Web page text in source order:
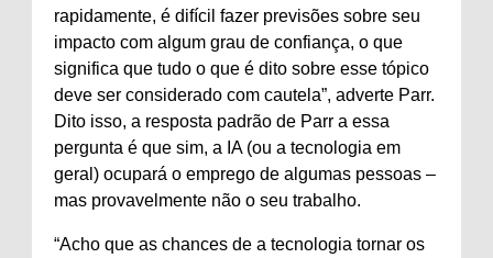
rapidamente, é difícil fazer previsões sobre seu
impacto com algum grau de confiança, o que
significa que tudo o que é dito sobre esse tópico
deve ser considerado com cautela”, adverte Parr.
Dito isso, a resposta padrão de Parr a essa
pergunta é que sim, a IA (ou a tecnologia em
geral) ocupará o emprego de algumas pessoas –
mas provavelmente não o seu trabalho.
“Acho que as chances de a tecnologia tornar os